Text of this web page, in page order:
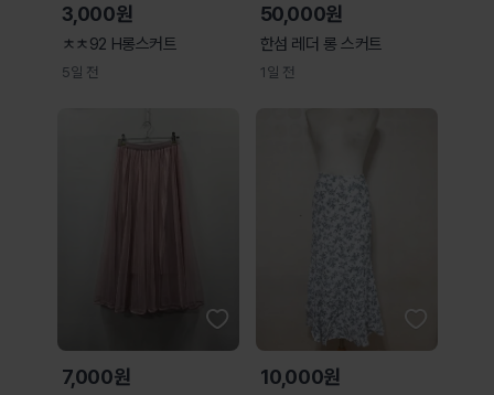
3,000원
ㅊㅊ92 H롱스커트
5일 전
50,000원
한섬 레더 롱 스커트
1일 전
7,000원 10,000원